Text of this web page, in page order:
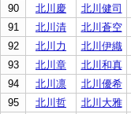
90
北川慶 北川健司
91
北川清 北川蒼空
92
北川力 北川伊織
93
北川章 北川和真
94
北川凛 北川優希
95
北川哲 北川大雅